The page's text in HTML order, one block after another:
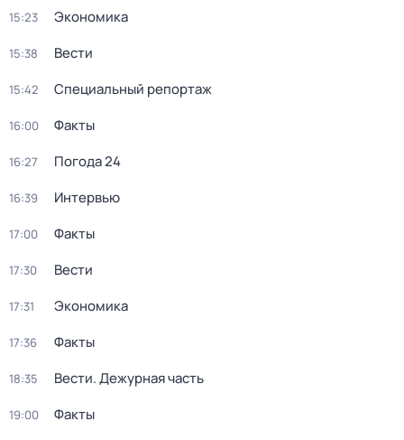
15:23 Экономика
15:38 Вести
15:42 Специальный репортаж
16:00 Факты
16:27 Погода 24
16:39 Интервью
17:00 Факты
17:30 Вести
17:31 Экономика
17:36 Факты
18:35 Вести. Дежурная часть
19:00 Факты